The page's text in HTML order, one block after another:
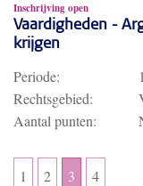
Inschrijving open
Vaardigheden -
krijgen
Periode:
Rechtsgebied:
Aantal punten:
1 2 3 4